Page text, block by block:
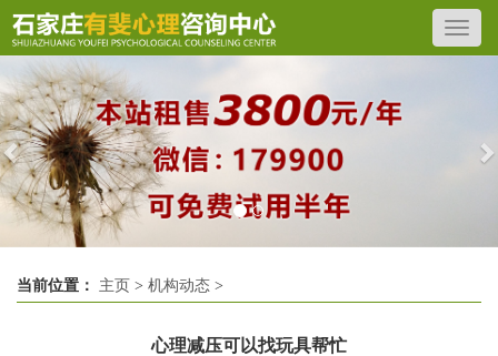
Previous
当前位置： 主页 > 机构动态 >
心理减压可以找玩具帮忙